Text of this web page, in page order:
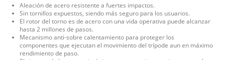
Aleación de acero resistente a fuertes impactos.
Sin tornillos expuestos, siendo más seguro para los usuarios.
El rotor del torno es de acero con una vida operativa puede alcanzar
hasta 2 millones de pasos.
Mecanismo anti-sobre calentamiento para proteger los
componentes que ejecutan el movimiento del trípode aun en máximo
rendimiento de paso.